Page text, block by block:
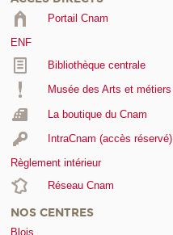
Portail Cnam
ENF
Bibliothèque centrale
Musée des Arts et métiers
La boutique du Cnam
IntraCnam (accès réservé)
Règlement intérieur
Réseau Cnam
NOS CENTRES
Blois